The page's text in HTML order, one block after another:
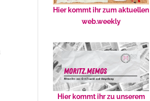
Hier kommt ihr zum aktuellen
web.weekly
Hier kommt ihr zu unserem